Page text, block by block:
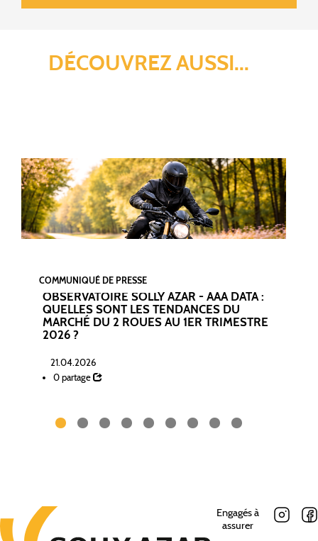
DÉCOUVREZ AUSSI...
COMMUNIQUÉ DE PRESSE
OBSERVATOIRE SOLLY AZAR - AAA DATA :
QUELLES SONT LES TENDANCES DU
MARCHÉ DU 2 ROUES AU 1ER TRIMESTRE
2026 ?
21.04.2026
0 partage
Engagés à
assurer